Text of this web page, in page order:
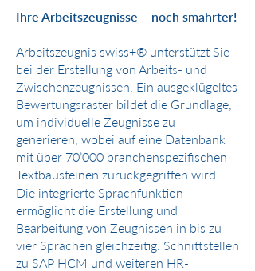
Ihre Arbeitszeugnisse – noch smahrter!
Arbeitszeugnis swiss+® unterstützt Sie
bei der Erstellung von Arbeits- und
Zwischenzeugnissen. Ein ausgeklügeltes
Bewertungsraster bildet die Grundlage,
um individuelle Zeugnisse zu
generieren, wobei auf eine Datenbank
mit über 70’000 branchenspezifischen
Textbausteinen zurückgegriffen wird.
Die integrierte Sprachfunktion
ermöglicht die Erstellung und
Bearbeitung von Zeugnissen in bis zu
vier Sprachen gleichzeitig. Schnittstellen
zu SAP HCM und weiteren HR-